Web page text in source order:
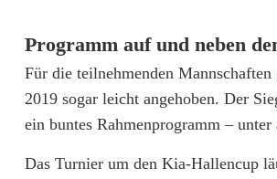
-
H
a
Programm auf und neben
Für die teilnehmenden
2019 sogar leicht angehoben. Der
ein buntes Rahmenprogramm –
Das Turnier um den Kia-Hallencup